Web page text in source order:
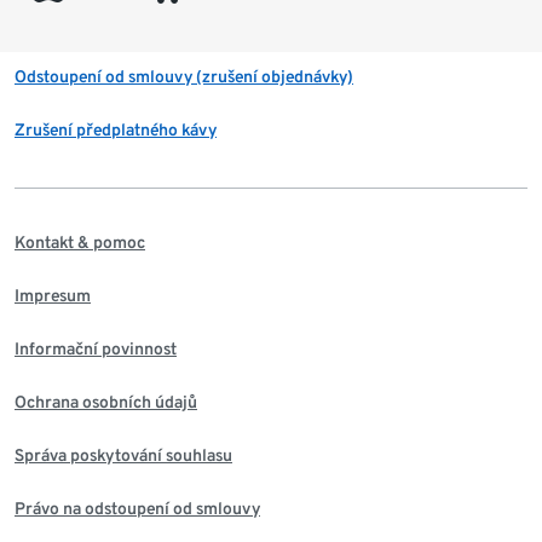
Odstoupení od smlouvy (zrušení objednávky)
Zrušení předplatného kávy
Kontakt & pomoc
Impresum
Informační povinnost
Ochrana osobních údajů
Správa poskytování souhlasu
Právo na odstoupení od smlouvy